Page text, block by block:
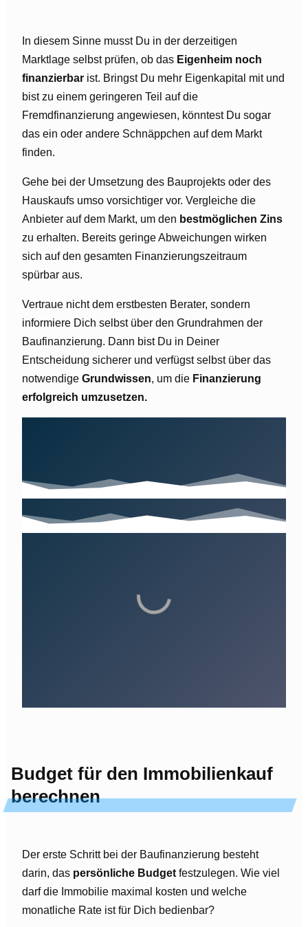
In diesem Sinne musst Du in der derzeitigen
Marktlage selbst prüfen, ob das Eigenheim noch
finanzierbar ist. Bringst Du mehr Eigenkapital mit und
bist zu einem geringeren Teil auf die
Fremdfinanzierung angewiesen, könntest Du sogar
das ein oder andere Schnäppchen auf dem Markt
finden.
Gehe bei der Umsetzung des Bauprojekts oder des
Hauskaufs umso vorsichtiger vor. Vergleiche die
Anbieter auf dem Markt, um den bestmöglichen Zins
zu erhalten. Bereits geringe Abweichungen wirken
sich auf den gesamten Finanzierungszeitraum
spürbar aus.
Vertraue nicht dem erstbesten Berater, sondern
informiere Dich selbst über den Grundrahmen der
Baufinanzierung. Dann bist Du in Deiner
Entscheidung sicherer und verfügst selbst über das
notwendige Grundwissen, um die Finanzierung
erfolgreich umzusetzen.
Budget für den Immobilienkauf
berechnen
Der erste Schritt bei der Baufinanzierung besteht
darin, das persönliche Budget festzulegen. Wie viel
darf die Immobilie maximal kosten und welche
monatliche Rate ist für Dich bedienbar?